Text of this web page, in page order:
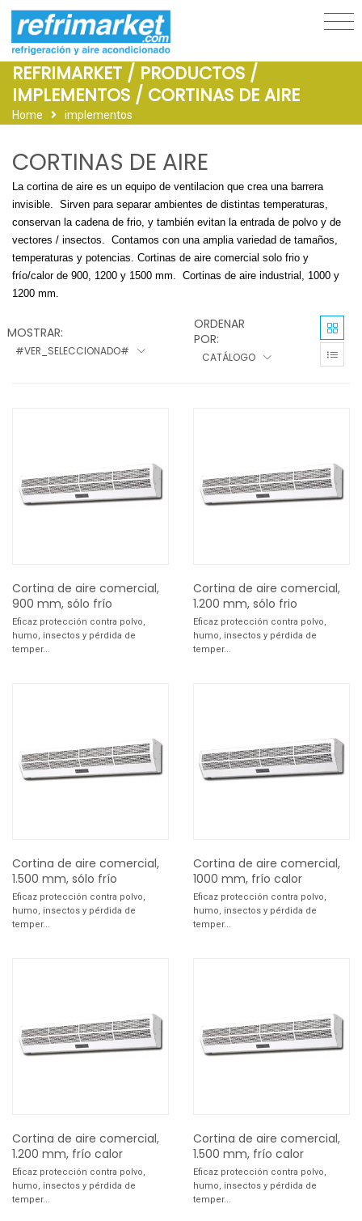
REFRIMARKET / PRODUCTOS /
IMPLEMENTOS / CORTINAS DE AIRE
Home implementos
CORTINAS DE AIRE
La cortina de aire es un equipo de ventilacion que crea una barrera
invisible. Sirven para separar ambientes de distintas temperaturas,
conservan la cadena de frio, y también evitan la entrada de polvo y de
vectores / insectos. Contamos con una amplia variedad de tamaños,
temperaturas y potencias. Cortinas de aire comercial solo frio y
frío/calor de 900, 1200 y 1500 mm. Cortinas de aire industrial, 1000 y
1200 mm.
MOSTRAR:
#VER_SELECCIONADO#
ORDENAR
POR:
CATÁLOGO
Cortina de aire comercial,
900 mm, sólo frío
Eficaz protección contra polvo,
humo, insectos y pérdida de
temper...
Cortina de aire comercial,
1.200 mm, sólo frio
Eficaz protección contra polvo,
humo, insectos y pérdida de
temper...
Cortina de aire comercial,
1.500 mm, sólo frío
Eficaz protección contra polvo,
humo, insectos y pérdida de
temper...
Cortina de aire comercial,
1000 mm, frío calor
Eficaz protección contra polvo,
humo, insectos y pérdida de
temper...
Cortina de aire comercial,
1.200 mm, frío calor
Eficaz protección contra polvo,
humo, insectos y pérdida de
temper...
Cortina de aire comercial,
1.500 mm, frío calor
Eficaz protección contra polvo,
humo, insectos y pérdida de
temper...